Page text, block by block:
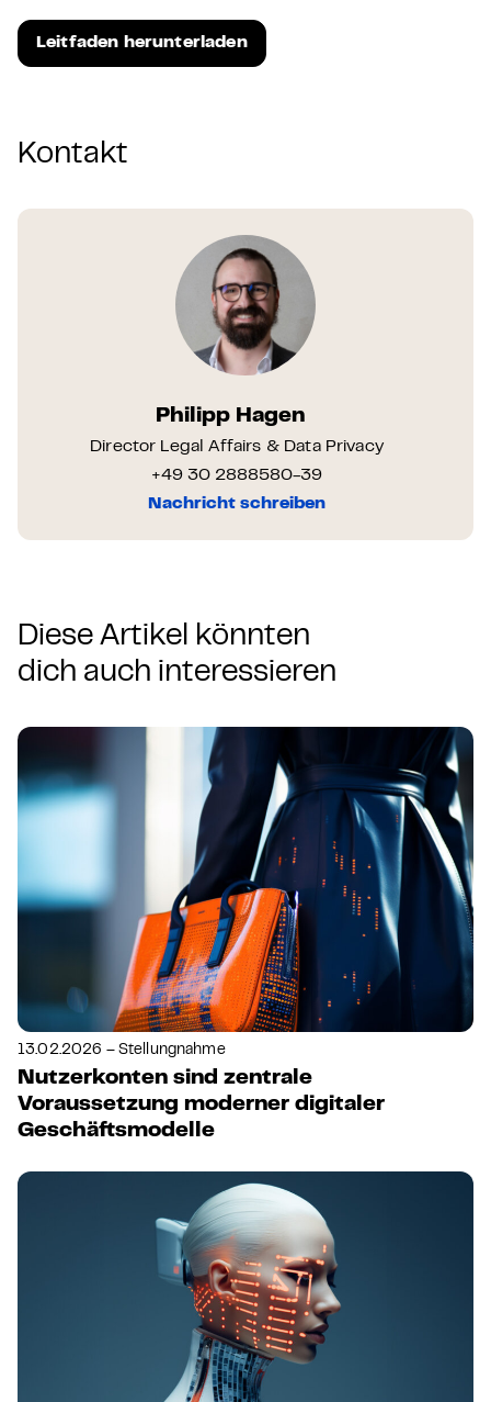
Leitfaden herunterladen
Kontakt
Philipp Hagen
Director Legal Affairs & Data Privacy
+49 30 2888580-39
Nachricht schreiben
Diese Artikel könnten
dich auch interessieren
13.02.2026 – Stellungnahme
Nutzerkonten sind zentrale
Voraussetzung moderner digitaler
Geschäftsmodelle